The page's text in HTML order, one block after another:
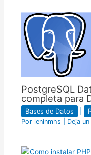
PostgreSQL
completa para
Bases de Datos
Por leninmhs Deja